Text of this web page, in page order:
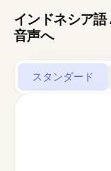
インドネシア語
音声へ
スタンダード